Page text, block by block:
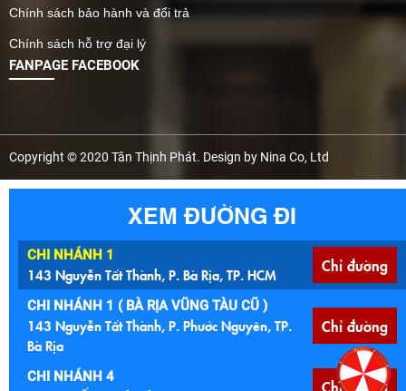
Chính sách bảo hành và đổi trả
Chính sách hỗ trợ đại lý
FANPAGE FACEBOOK
Copyright © 2020 Tân Thịnh Phát. Design by Nina Co, Ltd
XEM ĐƯỜNG ĐI
CHI NHÁNH 1
143 Nguyễn Tất Thành, P. Bà Rịa, TP. HCM
CHI NHÁNH 1 ( BÀ RỊA VŨNG TÀU CŨ )
Bà Rịa
Chỉ đường